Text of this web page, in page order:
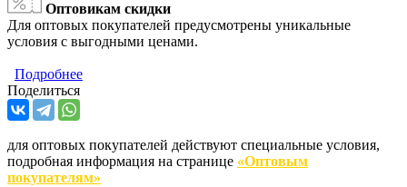
Оптовикам скидки
Для оптовых покупателей предусмотрены уникальные
условия с выгодными ценами.
Подробнее
Поделиться
для оптовых покупателей действуют специальные условия,
подробная информация на странице «Оптовым
покупателям»